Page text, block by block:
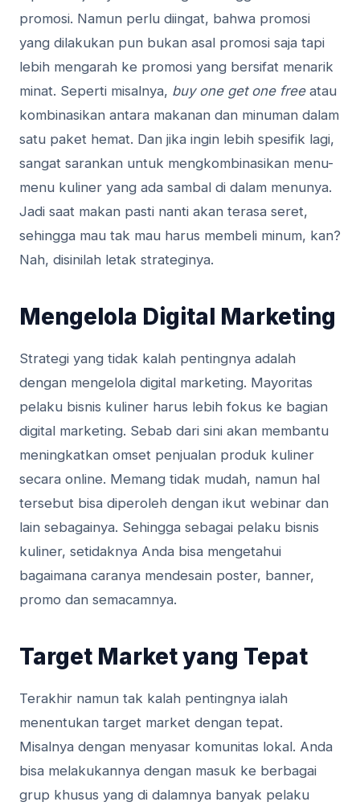
promosi. Namun perlu diingat, bahwa promosi
yang dilakukan pun bukan asal promosi saja tapi
lebih mengarah ke promosi yang bersifat menarik
minat. Seperti misalnya, buy one get one freeatau
kombinasikan antara makanan dan minuman dalam
satu paket hemat. Dan jika ingin lebih spesifik lagi,
sangat sarankan untuk mengkombinasikan menu-
menu kuliner yang ada sambal di dalam menunya.
Jadi saat makan pasti nanti akan terasa seret,
sehingga mau tak mau harus membeli minum, kan?
Nah, disinilah letak strateginya.
Mengelola Digital Marketing
Strategi yang tidak kalah pentingnya adalah
dengan mengelola digital marketing. Mayoritas
pelaku bisnis kuliner harus lebih fokus ke bagian
digital marketing. Sebab dari sini akan membantu
meningkatkan omset penjualan produk kuliner
secara online. Memang tidak mudah, namun hal
tersebut bisa diperoleh dengan ikut webinar dan
lain sebagainya. Sehingga sebagai pelaku bisnis
kuliner, setidaknya Anda bisa mengetahui
bagaimana caranya mendesain poster, banner,
promo dan semacamnya.
Target Market yang Tepat
Terakhir namun tak kalah pentingnya ialah
menentukan target market dengan tepat.
Misalnya dengan menyasar komunitas lokal. Anda
bisa melakukannya dengan masuk ke berbagai
grup khusus yang di dalamnya banyak pelaku